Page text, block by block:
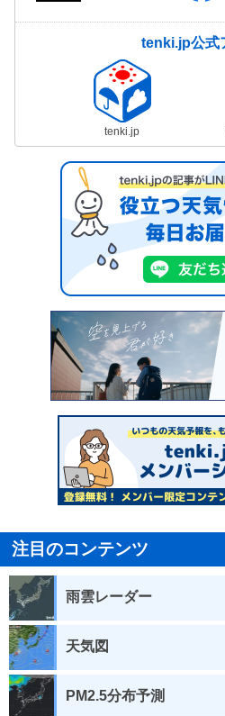
tenki.jp公式
tenki.jp
注目のコンテンツ
雨雲レーダー
天気図
PM2.5分布予測